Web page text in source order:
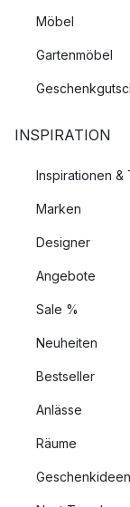
Möbel
Gartenmöbel
INSPIRATION
Inspirationen &
Marken
Designer
Angebote
Sale %
Neuheiten
Bestseller
Anlässe
Räume
Geschenkideen